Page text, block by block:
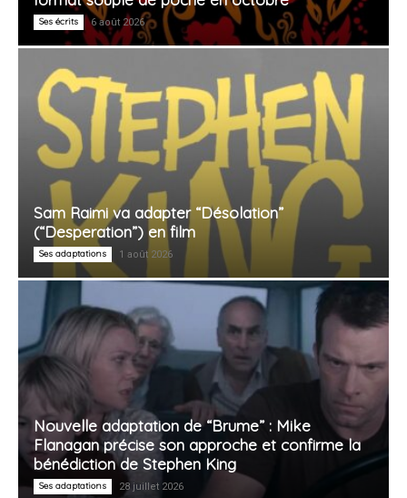
Ses écrits 6 août 2026
Sam Raimi va adapter “Désolation”
(“Desperation”) en film
Ses adaptations 1 août 2026
Nouvelle adaptation de “Brume” : Mike
Flanagan précise son approche et confirme la
bénédiction de Stephen King
Ses adaptations 28 juillet 2026